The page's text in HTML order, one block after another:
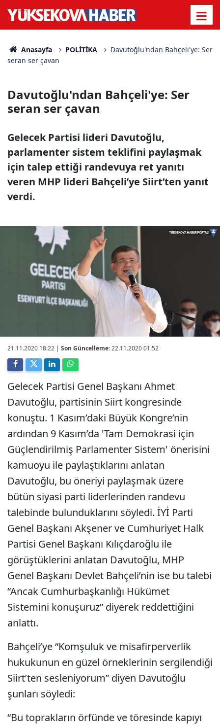
Anasayfa POLİTİKA
Davutoğlu'ndan Bahçeli'ye: Ser
seran ser çavan
Davutoğlu'ndan Bahçeli'ye: Ser
seran ser çavan
Gelecek Partisi lideri Davutoğlu,
parlamenter sistem teklifini paylaşmak
için talep ettiği randevuya ret yanıtı
veren MHP lideri Bahçeli’ye Siirt’ten yanıt
verdi.
21.11.2020 18:22 | Son Güncelleme:22.11.2020 01:52
Gelecek Partisi Genel Başkanı Ahmet
Davutoğlu, partisinin Siirt kongresinde
konuştu. 1 Kasım’daki Büyük Kongre’nin
ardından 9 Kasım’da 'Tam Demokrasi için
Güçlendirilmiş Parlamenter Sistem' önerisini
kamuoyu ile paylaştıklarını anlatan
Davutoğlu, bu öneriyi paylaşmak üzere
bütün siyasi parti liderlerinden randevu
talebinde bulunduklarını söyledi. İYİ Parti
Genel Başkanı Akşener ve Cumhuriyet Halk
Partisi Genel Başkanı Kılıçdaroğlu ile
görüştüklerini anlatan Davutoğlu, MHP
Genel Başkanı Devlet Bahçeli’nin ise bu talebi
“Ancak Cumhurbaşkanlığı Hükümet
Sistemini konuşuruz” diyerek reddettiğini
anlattı.
Bahçeli’ye “Komşuluk ve misafirperverlik
hukukunun en güzel örneklerinin sergilendiği
Siirt’ten sesleniyorum” diyen Davutoğlu
şunları söyledi:
“Bu toprakların örfünde ve töresinde kapıyı